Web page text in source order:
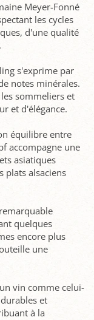
Meyer-Fonné
les cycles
d'une qualité
s'exprime par
notes minérales.
sommeliers et
et d'élégance.
équilibre entre
accompagne une
asiatiques
plats alsaciens
quelques
encore plus
une
vin comme celui-
et
à la